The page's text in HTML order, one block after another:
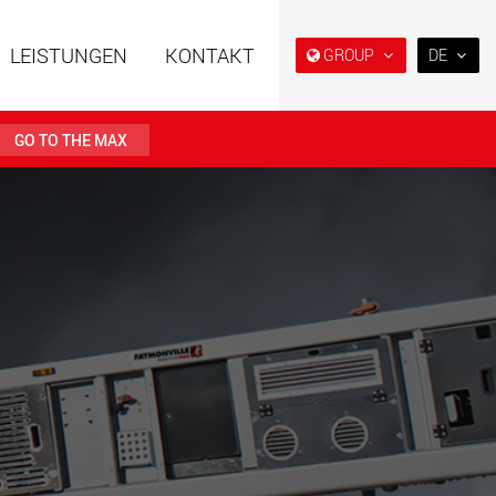
GROUP
für
von 20 t bis 500 t
Batteriebetriebene
Elektrofahrzeuge mit
Nutzlasten ab 5 t
www.morello.eu.com
SPMT und
DE
日本
PT
LEISTUNGEN KONTAKT
GO TO THE MAX